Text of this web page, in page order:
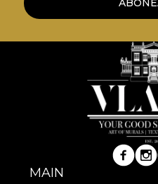
**House of VLAdiLA
adezivului propriu in
rapid, sigur si eficient,
standarde de calitate.
MAIN